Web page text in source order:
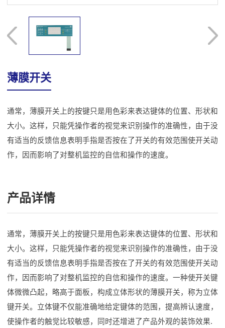
薄膜开关
通常，薄膜开关上的按键只是用色彩来表达键体的位置、形状和
大小。这样，只能凭操作者的视觉来识别操作的准确性，由于没
有适当的反馈信息表明手指是否按在了开关的有效范围使开关动
作，因而影响了对整机监控的自信和操作的速度。
产品详情
通常，薄膜开关上的按键只是用色彩来表达键体的位置、形状和
大小。这样，只能凭操作者的视觉来识别操作的准确性，由于没
有适当的反馈信息表明手指是否按在了开关的有效范围使开关动
作，因而影响了对整机监控的自信和操作的速度。一种使开关键
体微微凸起，略高于面板，构成立体形状的薄膜开关，称为立体
键开关。立体键不仅能准确地给定键体的范围，提高辨认速度，
使操作者的触觉比较敏感，同时还增进了产品外观的装饰效果.